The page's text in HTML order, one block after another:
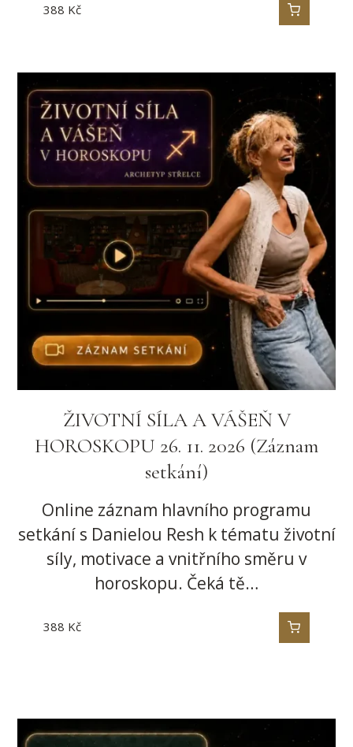
388 Kč
ŽIVOTNÍ SÍLA A VÁŠEŇ V
HOROSKOPU 26. 11. 2026 (Záznam
setkání)
Online záznam hlavního programu
setkání s Danielou Resh k tématu životní
síly, motivace a vnitřního směru v
horoskopu. Čeká tě…
388 Kč